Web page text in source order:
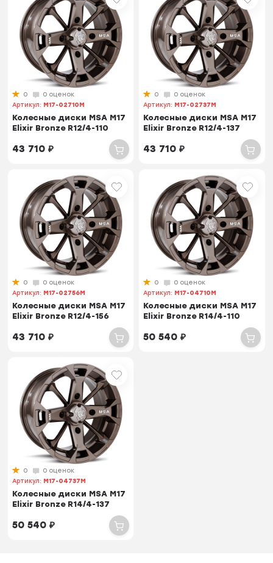
0
0 оценок
Артикул: M17-02710M
Колесные диски MSA M17
Elixir Bronze R12/4-110
43 710₽
0
0 оценок
Артикул: M17-02737M
Колесные диски MSA M17
Elixir Bronze R12/4-137
43 710₽
0
0 оценок
Артикул: M17-02756M
Колесные диски MSA M17
Elixir Bronze R12/4-156
43 710₽
0
0 оценок
Артикул: M17-04710M
Колесные диски MSA M17
Elixir Bronze R14/4-110
50 540₽
0
0 оценок
Артикул: M17-04737M
Колесные диски MSA M17
Elixir Bronze R14/4-137
50 540₽